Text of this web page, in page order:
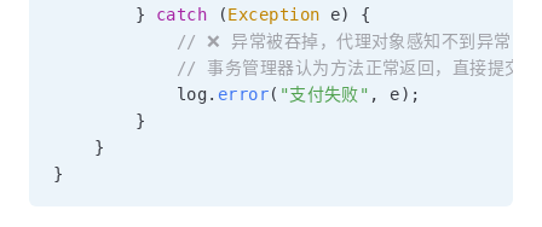
}
catch (Exception e)
{
// ❌ 异常被吞掉，代理对象感知不到异常
// 事务管理器认为方法正常返回，直接提交
            log
. error( "支付失败" , e) ;
}
}
}